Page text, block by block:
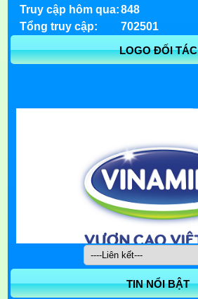
Truy cập hôm qua: 848
Tổng truy cập:
702501
LOGO ĐỐI TÁC
TIN NỔI BẬT